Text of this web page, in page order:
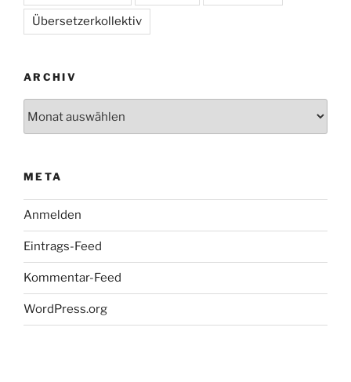
Übersetzerkollektiv
ARCHIV
META
Anmelden
Eintrags-Feed
Kommentar-Feed
WordPress.org